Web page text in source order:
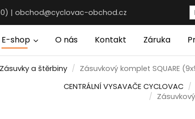
| obchod@cyclovac-obchod.cz
E-shop O nás Kontakt Záruka
Zásuvky a štěrbiny
Zásuvkový komplet SQUARE
CENTRÁLNÍ VYSAVAČE CYCLOVAC